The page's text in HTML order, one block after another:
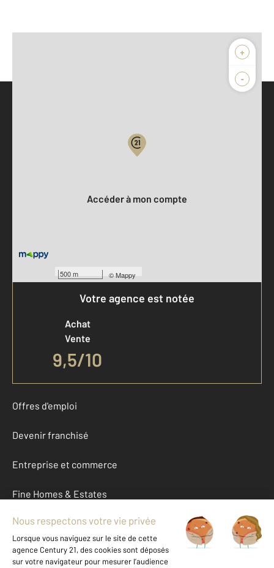
+
-
500 m ©Mappy
Accéder à mon compte
Votre agence est notée
Achat
Vente
9,5/10
Offres d'emploi
Devenir franchisé
Entreprise et commerce
Fine Homes & Estates
À propos
International